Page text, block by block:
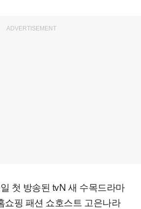
ADVERTISEMENT
첫 방송된 tvN 새 수목드라마
쇼핑 패션 쇼호스트 고은나라